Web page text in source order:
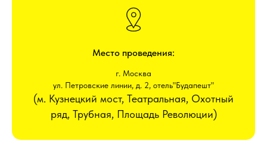
Место проведения:
г. Москва
ул. Петровские линии, д. 2, отель"Будапешт"
(м. Кузнецкий мост, Театральная, Охотный
ряд, Трубная, Площадь Революции)